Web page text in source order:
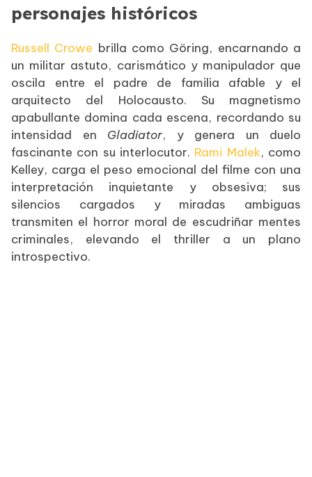
personajes históricos
Russell Crowe brilla como Göring, encarnando a
un militar astuto, carismático y manipulador que
oscila entre el padre de familia afable y el
arquitecto del Holocausto. Su magnetismo
apabullante domina cada escena, recordando su
intensidad en Gladiator, y genera un duelo
fascinante con su interlocutor. Rami Malek, como
Kelley, carga el peso emocional del filme con una
interpretación inquietante y obsesiva; sus
silencios cargados y miradas ambiguas
transmiten el horror moral de escudriñar mentes
criminales, elevando el thriller a un plano
introspectivo.